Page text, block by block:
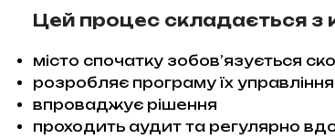
Цей процес складається з
місто спочатку зобов’язується
розробляє програму їх управління
впроваджує рішення
проходить аудит та регулярно